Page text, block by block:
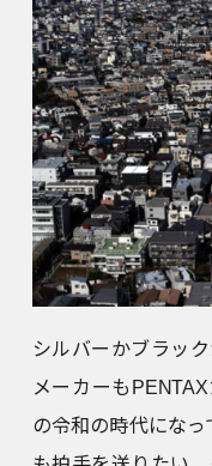
シルバーかブラッ
メーカーも
の令和の時代にな